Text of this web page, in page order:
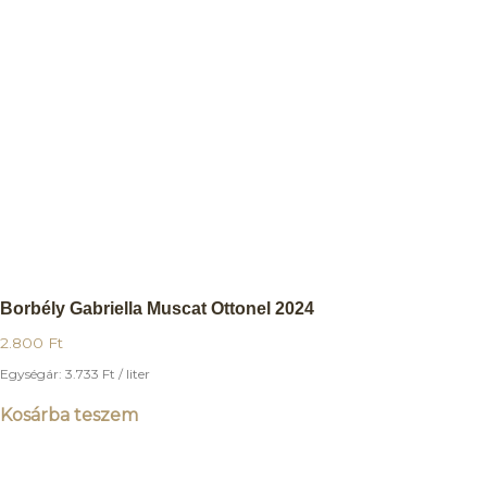
Borbély Gabriella Muscat Ottonel 2024
2.800 Ft
Egységár: 3.733 Ft / liter
Kosárba teszem